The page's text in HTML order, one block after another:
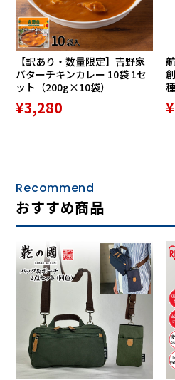
【訳あり・数量限定】吉野家
バターチキンカレー 10袋 1セ
ット（200g×10袋）
¥3,280
Recommend
おすすめ商品